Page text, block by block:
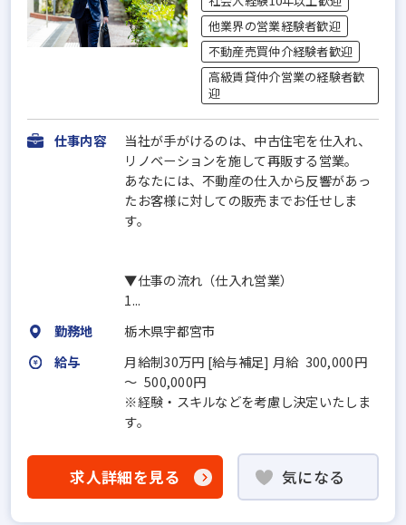
他業界の営業経験者歓迎
不動産売買仲介経験者歓迎
高級賃貸仲介営業の経験者歓
迎
仕事内容
当社が手がけるのは、中古住宅を仕入れ、
リノベーションを施して再販する営業。
あなたには、不動産の仕入から反響があっ
たお客様に対しての販売までお任せしま
す。
▼仕事の流れ（仕入れ営業）
1...
勤務地
栃木県宇都宮市
給与
月給制30万円 [給与補足] 月給 300,000円
～ 500,000円
※経験・スキルなどを考慮し決定いたしま
す。
求人詳細を見る 気になる